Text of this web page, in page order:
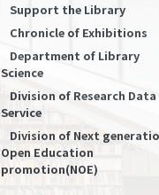
Support the Library
Chronicle of Exhibitions
Department of Library
Science
Division of Research Data
Service
Division of Next
Open Education
promotion(NOE)